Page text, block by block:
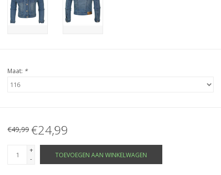
Maat: *
€49,99 €24,99
+
-
TOEVOEGEN AAN WINKELWAGEN